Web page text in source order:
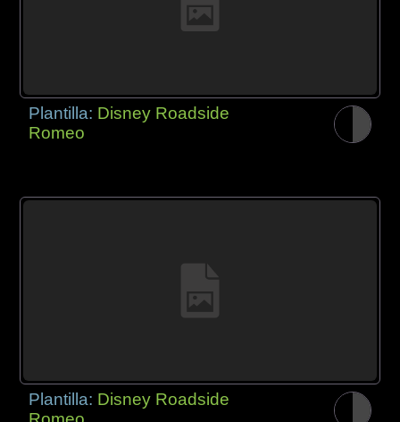
Plantilla: Disney Roadside
Romeo
Plantilla: Disney Roadside